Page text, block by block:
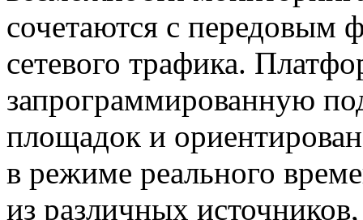
сочетаются с передовым
сетевого трафика.
запрограммированную
площадок и
в режиме реального
из различных